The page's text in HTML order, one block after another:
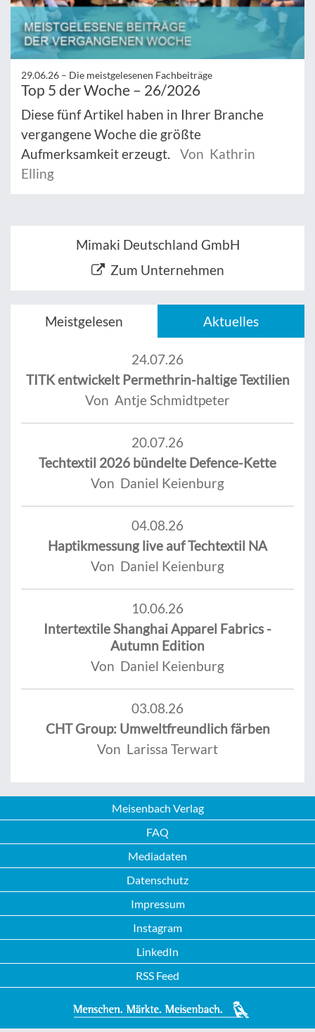
29.06.26 – Die meistgelesenen Fachbeiträge
Top 5 der Woche – 26/2026
Diese fünf Artikel haben in Ihrer Branche
vergangene Woche die größte
Aufmerksamkeit erzeugt.
Von Kathrin
Elling
Mimaki Deutschland GmbH
Zum Unternehmen
Meistgelesen Aktuelles
24.07.26
TITK entwickelt Permethrin-haltige Textilien
Von Antje Schmidtpeter
20.07.26
Techtextil 2026 bündelte Defence-Kette
Von Daniel Keienburg
04.08.26
Haptikmessung live auf Techtextil NA
Von Daniel Keienburg
10.06.26
Intertextile Shanghai Apparel Fabrics -
Autumn Edition
Von Daniel Keienburg
03.08.26
CHT Group: Umweltfreundlich färben
Von Larissa Terwart
Meisenbach Verlag
FAQ
Mediadaten
Datenschutz
Impressum
Instagram
LinkedIn
RSS Feed